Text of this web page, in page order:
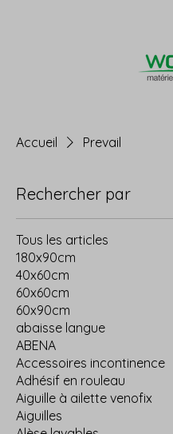
Accueil Prevail
Rechercher par
Tous les articles
180x90cm
40x60cm
60x60cm
60x90cm
abaisse langue
ABENA
Accessoires incontinence
Adhésif en rouleau
Aiguille à ailette venofix
Aiguilles